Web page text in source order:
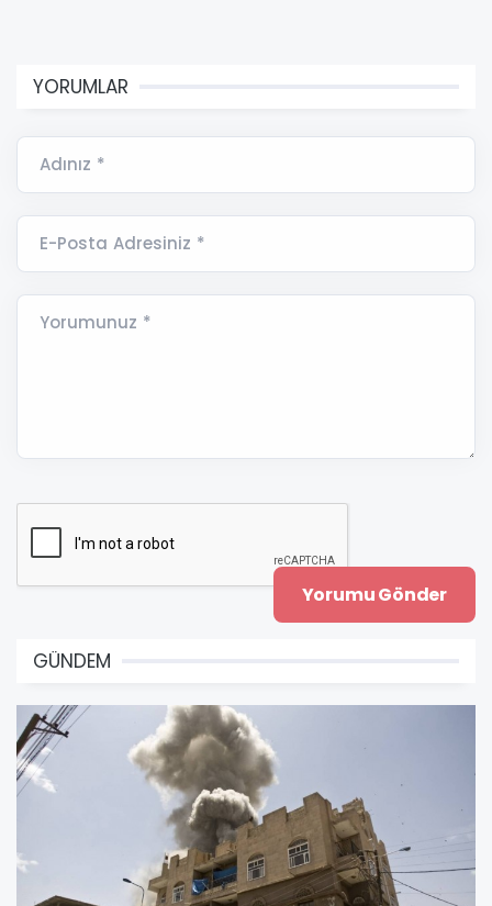
YORUMLAR
Adınız *
E-Posta Adresiniz *
Yorumunuz *
GÜNDEM